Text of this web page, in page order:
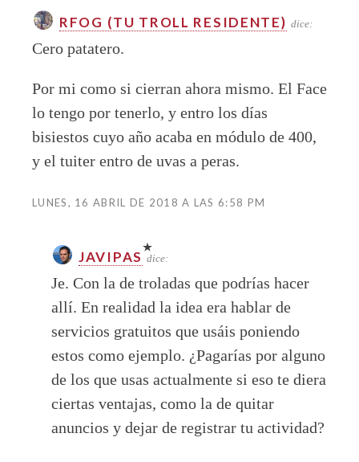
RFOG (TU TROLL RESIDENTE) dice:
Cero patatero.
Por mi como si cierran ahora mismo. El Face
lo tengo por tenerlo, y entro los días
bisiestos cuyo año acaba en módulo de 400,
y el tuiter entro de uvas a peras.
LUNES, 16 ABRIL DE 2018 A LAS 6:58 PM
JAVIPAS dice:
Je. Con la de troladas que podrías hacer
allí. En realidad la idea era hablar de
servicios gratuitos que usáis poniendo
estos como ejemplo. ¿Pagarías por alguno
de los que usas actualmente si eso te diera
ciertas ventajas, como la de quitar
anuncios y dejar de registrar tu actividad?